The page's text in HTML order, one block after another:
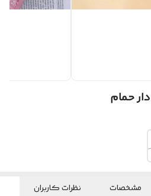
حمام
مشخصات نظرات کاربران